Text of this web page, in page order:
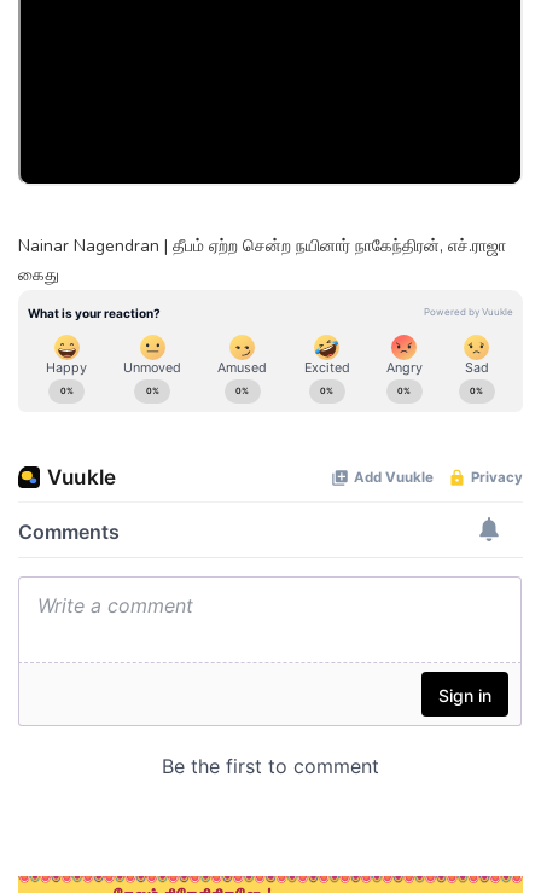
Nainar Nagendran | தீபம் ஏற்ற சென்ற நயினார் நாகேந்திரன், எச்.ராஜா
கைது